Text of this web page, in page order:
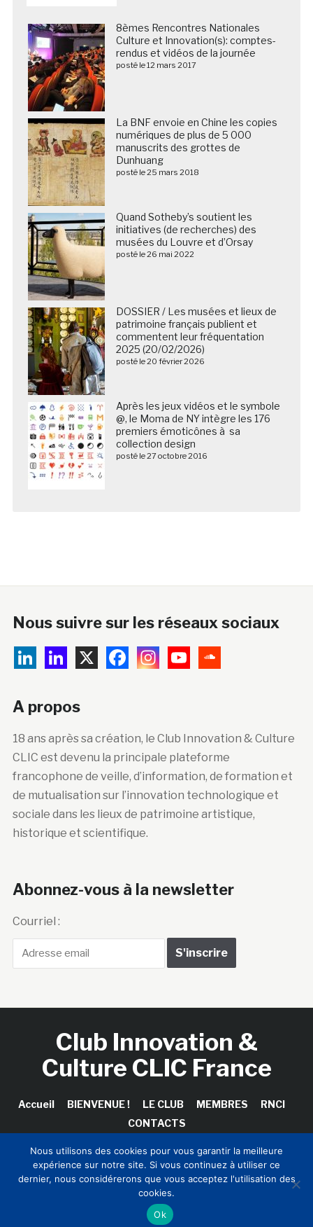
8èmes Rencontres Nationales
Culture et Innovation(s): comptes-
rendus et vidéos de la journée
posté le 12 mars 2017
La BNF envoie en Chine les copies
numériques de plus de 5 000
manuscrits des grottes de
Dunhuang
posté le 25 mars 2018
Quand Sotheby’s soutient les
initiatives (de recherches) des
musées du Louvre et d’Orsay
posté le 26 mai 2022
DOSSIER / Les musées et lieux de
patrimoine français publient et
commentent leur fréquentation
2025 (20/02/2026)
posté le 20 février 2026
Après les jeux vidéos et le symbole
@, le Moma de NY intègre les 176
premiers émoticônes à sa
collection design
posté le 27 octobre 2016
Nous suivre sur les réseaux sociaux
A propos
18 ans après sa création, le Club Innovation & Culture
CLIC est devenu la principale plateforme
francophone de veille, d’information, de formation et
de mutualisation sur l’innovation technologique et
sociale dans les lieux de patrimoine artistique,
historique et scientifique.
Abonnez-vous à la newsletter
Courriel :
Club Innovation &
Culture CLIC France
Accueil BIENVENUE ! LE CLUB MEMBRES
RNCI
CONTACTS
Copyright © 2026 Club Innovation & Culture CLIC France /
Sinapses Conseils
Nous utilisons des cookies pour vous garantir la meilleure
expérience sur notre site. Si vous continuez à utiliser ce
dernier, nous considérerons que vous acceptez l'utilisation des
cookies.
Ok